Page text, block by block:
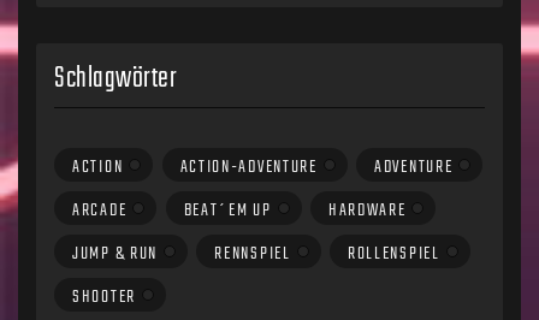
Schlagwörter
ACTION ACTION-ADVENTURE
ADVENTURE
ARCADE
BEAT´EM UP
HARDWARE
JUMP & RUN
RENNSPIEL
ROLLENSPIEL
SHOOTER